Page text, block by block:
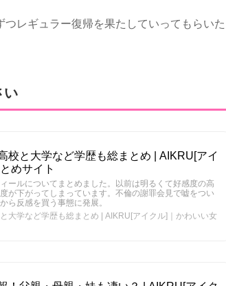
レギュラー復帰を果たしていってもらいた
い
校と大学など学歴も総まとめ | AIKRU[アイ
めサイト
ールについてまとめました。以前は明るくて好感度の高
が下がってしまっています。不倫の謝罪会見で嘘をつい
ら反感を買う事態に発展。
大学など学歴も総まとめ | AIKRU[アイクル]｜かわいい女